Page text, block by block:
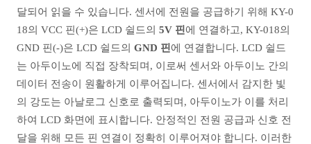
달되어 읽을 수 있습니다. 센서에 전원을 공급하기 위해 KY-0
18의 VCC 핀(+)은 LCD 쉴드의 5V 핀 에 연결하고, KY-018의
GND 핀(-)은 LCD 쉴드의 GND 핀 에 연결합니다. LCD 쉴드
는 아두이노에 직접 장착되며, 이로써 센서와 아두이노 간의
데이터 전송이 원활하게 이루어집니다. 센서에서 감지한 빛
의 강도는 아날로그 신호로 출력되며, 아두이노가 이를 처리
하여 LCD 화면에 표시합니다. 안정적인 전원 공급과 신호 전
달을 위해 모든 핀 연결이 정확히 이루어져야 합니다. 이러한